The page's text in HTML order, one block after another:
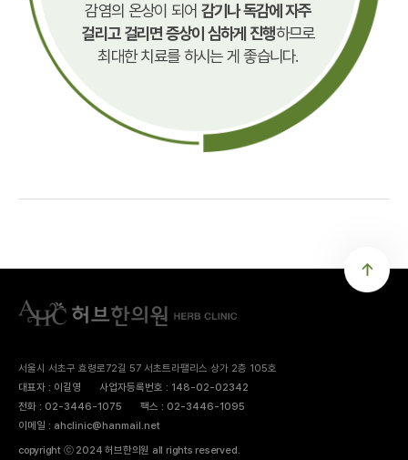
감염의 온상이 되어 감기나 독감에 자주
걸리고 걸리면 증상이 심하게 진행하므로
최대한 치료를 하시는 게 좋습니다.
서울시 서초구 효령로72길 57 서초트라팰리스 상가 2층 105호
대표자 : 이길영
사업자등록번호 : 148-02-02342
전화 : 02-3446-1075
팩스 : 02-3446-1095
이메일 : ahclinic@hanmail.net
copyright ⓒ 2024 허브한의원 all rights reserved.